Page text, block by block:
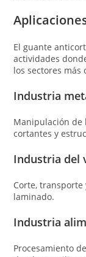
El guante
actividades
los sectores más
Industria
Manipulación de
cortantes y
Industria del
Corte,
laminado.
Industria
Procesamiento